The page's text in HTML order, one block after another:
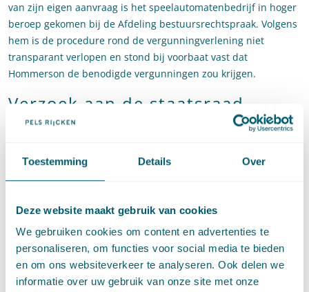
Toestemming Details Over
Deze website maakt gebruik van cookies
We gebruiken cookies om content en advertenties te
personaliseren, om functies voor social media te bieden
en om ons websiteverkeer te analyseren. Ook delen we
informatie over uw gebruik van onze site met onze
van zijn eigen aanvraag is het speelautomatenbedrijf in hoger
beroep gekomen bij de Afdeling bestuursrechtspraak. Volgens
hem is de procedure rond de vergunningverlening niet
transparant verlopen en stond bij voorbaat vast dat
Hommerson de benodigde vergunningen zou krijgen.
Verzoek aan de staatsraad
advocaat-generaal
De voorzitter heeft mr. Widdershoven gevraagd te
vergunning(en) gegadigden de gelegenheid moet bieden om
vraag bevestigend beantwoordt, wil de voorzitter weten hoe
het bestuur gegadigden daarvan op de hoogte moet stellen en
welke procedure het moet volgen. Ook vraagt de voorzitter hoe